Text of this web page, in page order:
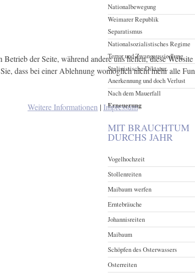
Nationalbewegung
Weimarer Republik
Separatismus
Nationalsozialistisches Regime
Terror und Zwangaussiedlung
Stalinistische Diktatur
Anerkennung und doch Verlust
Nach dem Mauerfall
Erneuerung
MIT BRAUCHTUM
DURCHS JAHR
Vogelhochzeit
Stollenreiten
Maibaum werfen
Erntebräuche
Johannisreiten
Maibaum
Schöpfen des Osterwassers
Osterreiten
der Seite, während andere uns helfen, diese
dass bei einer Ablehnung womöglich nicht mehr alle
Weitere Informationen | Impressum